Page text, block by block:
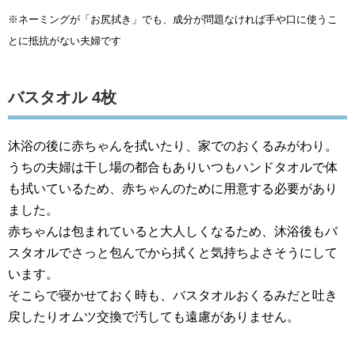
※ネーミングが「お尻拭き」でも、成分が問題なければ手や口に使うこ
とに抵抗がない夫婦です
バスタオル 4枚
沐浴の後に赤ちゃんを拭いたり、家でのおくるみがわり。
うちの夫婦は干し場の都合もありいつもハンドタオルで体
も拭いているため、赤ちゃんのために用意する必要があり
ました。
赤ちゃんは包まれていると大人しくなるため、沐浴後もバ
スタオルでさっと包んでから拭くと気持ちよさそうにして
います。
そこらで寝かせておく時も、バスタオルおくるみだと吐き
戻したりオムツ交換で汚しても遠慮がありません。